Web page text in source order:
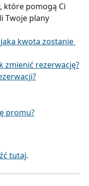
które pomogą Ci
Twoje plany
kwota zostanie
zmienić rezerwację?
promu?
tutaj.